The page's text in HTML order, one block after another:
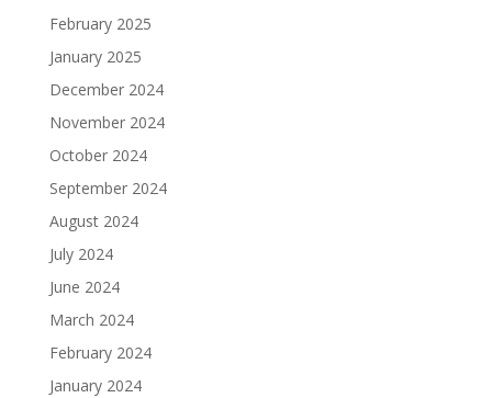
February 2025
January 2025
December 2024
November 2024
October 2024
September 2024
August 2024
July 2024
June 2024
March 2024
February 2024
January 2024